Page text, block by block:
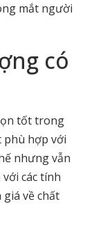
mắt người
có
tốt trong
phù hợp với
nhưng vẫn
các tính
về chất